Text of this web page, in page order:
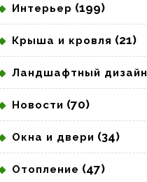
Интерьер (199)
Крыша и кровля (21)
Ландшафтный дизайн
Новости (70)
Окна и двери (34)
Отопление (47)